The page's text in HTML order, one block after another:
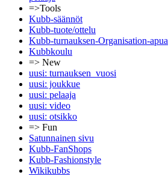
=>Tools
Kubb-säännöt
Kubb-tuote/ottelu
Kubb-turnauksen-Organisation-apua
Kubbkoulu
=> New
uusi: turnauksen_vuosi
uusi: joukkue
uusi: pelaaja
uusi: video
uusi: otsikko
=> Fun
Satunnainen sivu
Kubb-FanShops
Kubb-Fashionstyle
Wikikubbs